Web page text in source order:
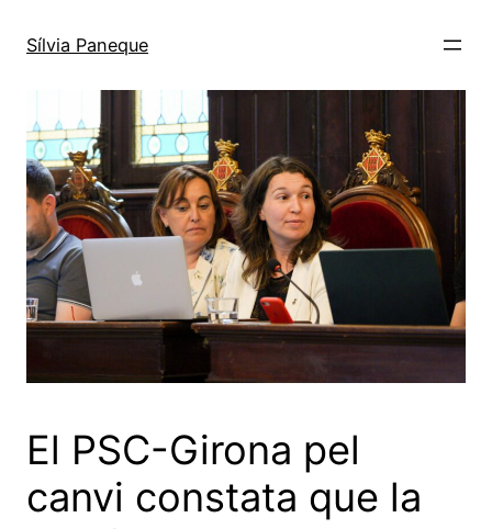
Sílvia Paneque
El PSC-Girona pel
canvi constata que la